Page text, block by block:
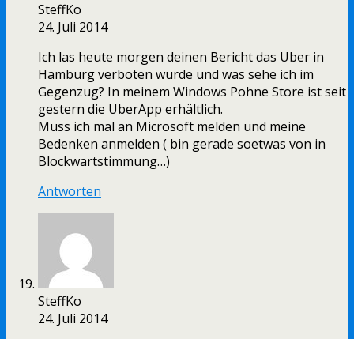
SteffKo
24. Juli 2014
Ich las heute morgen deinen Bericht das Uber in
Hamburg verboten wurde und was sehe ich im
Gegenzug? In meinem Windows Pohne Store ist seit
gestern die UberApp erhältlich.
Muss ich mal an Microsoft melden und meine
Bedenken anmelden ( bin gerade soetwas von in
Blockwartstimmung…)
Antworten
SteffKo
24. Juli 2014